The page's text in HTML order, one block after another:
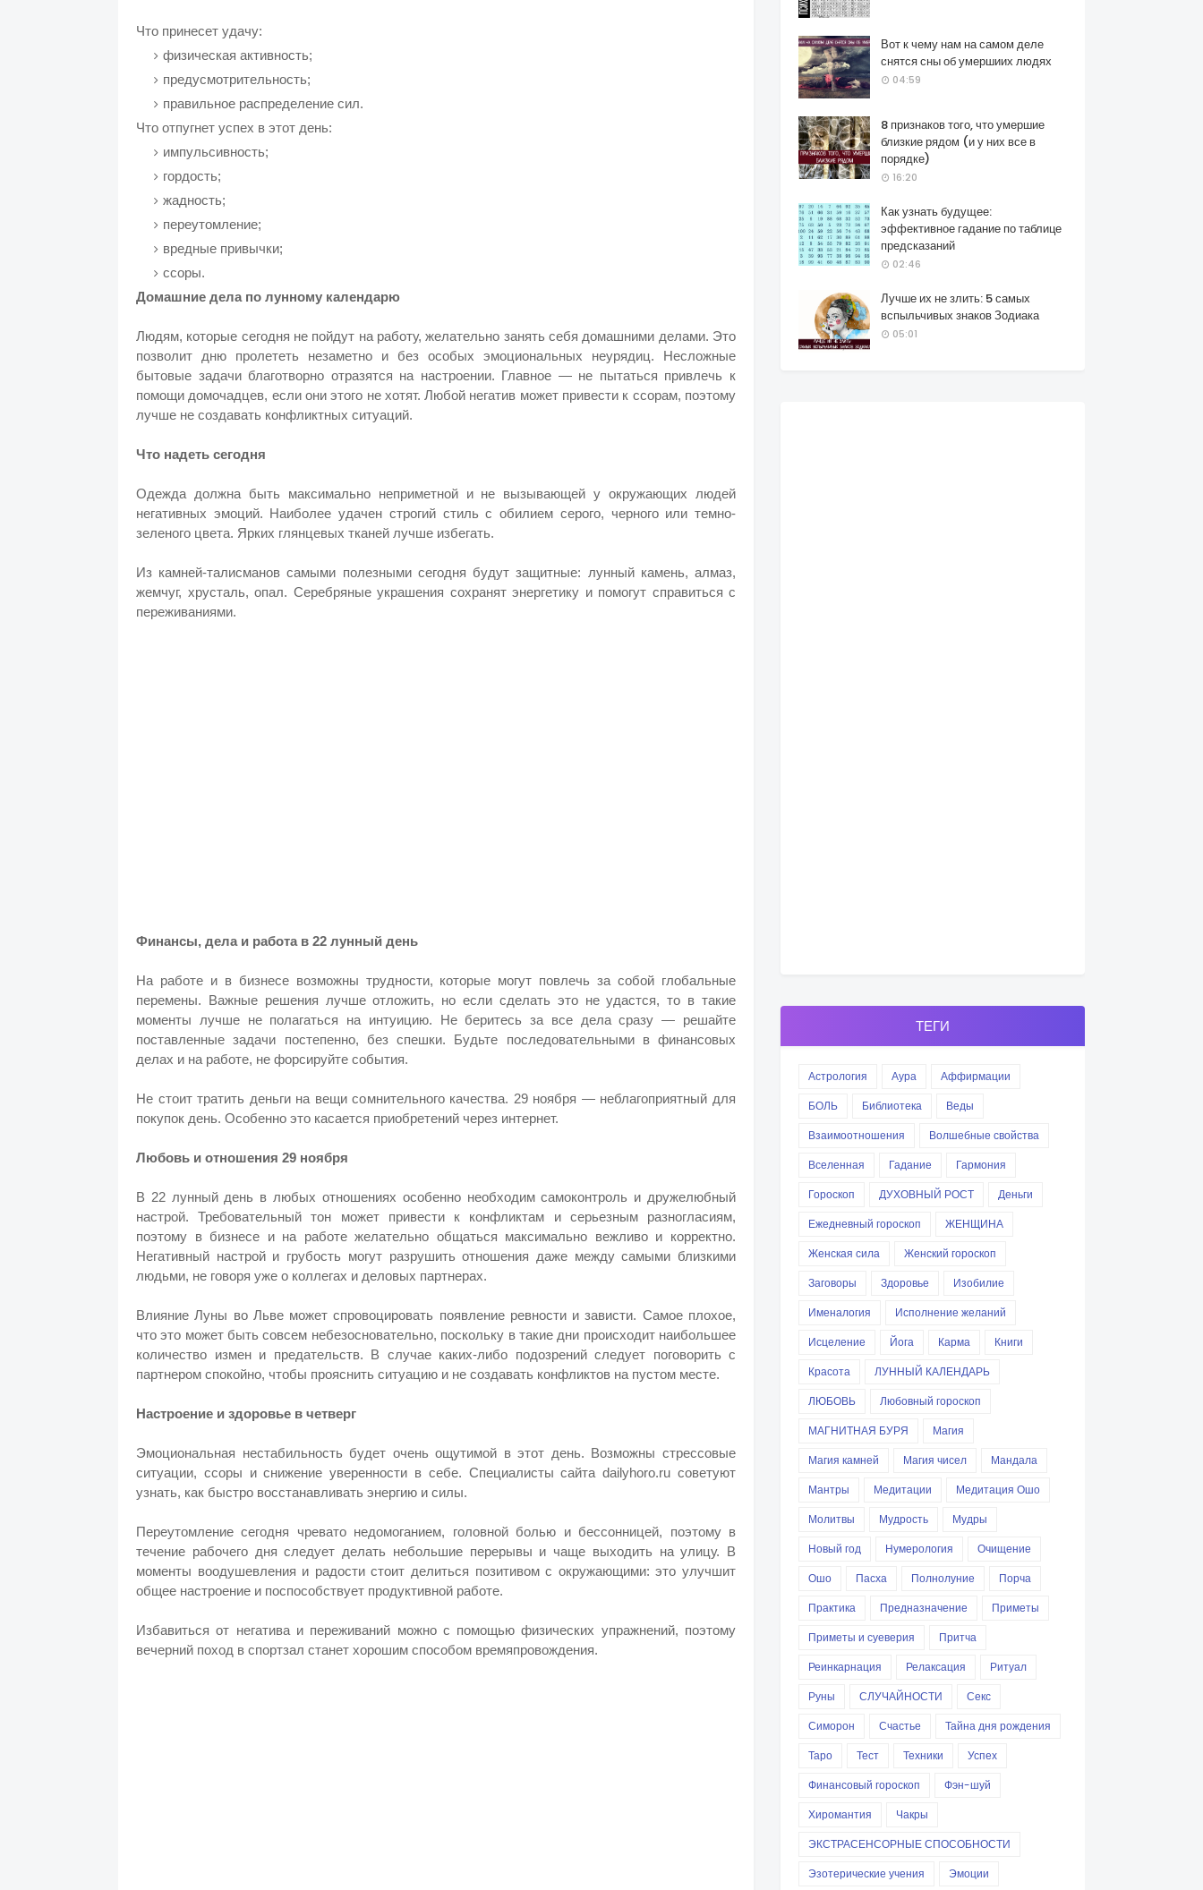
Что принесет удачу:
физическая активность;
предусмотрительность;
правильное распределение сил.
Что отпугнет успех в этот день:
импульсивность;
гордость;
жадность;
переутомление;
вредные привычки;
ссоры.
Домашние дела по лунному календарю
Людям, которые сегодня не пойдут на работу, желательно занять себя домашними делами. Это
позволит дню пролететь незаметно и без особых эмоциональных неурядиц. Несложные
бытовые задачи благотворно отразятся на настроении. Главное — не пытаться привлечь к
помощи домочадцев, если они этого не хотят. Любой негатив может привести к ссорам, поэтому
лучше не создавать конфликтных ситуаций.
Что надеть сегодня
Одежда должна быть максимально неприметной и не вызывающей у окружающих людей
негативных эмоций. Наиболее удачен строгий стиль с обилием серого, черного или темно-
зеленого цвета. Ярких глянцевых тканей лучше избегать.
Из камней-талисманов самыми полезными сегодня будут защитные: лунный камень, алмаз,
жемчуг, хрусталь, опал. Серебряные украшения сохранят энергетику и помогут справиться с
переживаниями.
Финансы, дела и работа в 22 лунный день
На работе и в бизнесе возможны трудности, которые могут повлечь за собой глобальные
перемены. Важные решения лучше отложить, но если сделать это не удастся, то в такие
моменты лучше не полагаться на интуицию. Не беритесь за все дела сразу — решайте
поставленные задачи постепенно, без спешки. Будьте последовательными в финансовых
делах и на работе, не форсируйте события.
Не стоит тратить деньги на вещи сомнительного качества. 29 ноября — неблагоприятный для
покупок день. Особенно это касается приобретений через интернет.
Любовь и отношения 29 ноября
В 22 лунный день в любых отношениях особенно необходим самоконтроль и дружелюбный
настрой. Требовательный тон может привести к конфликтам и серьезным разногласиям,
поэтому в бизнесе и на работе желательно общаться максимально вежливо и корректно.
Негативный настрой и грубость могут разрушить отношения даже между самыми близкими
людьми, не говоря уже о коллегах и деловых партнерах.
Влияние Луны во Льве может спровоцировать появление ревности и зависти. Самое плохое,
что это может быть совсем небезосновательно, поскольку в такие дни происходит наибольшее
количество измен и предательств. В случае каких-либо подозрений следует поговорить с
партнером спокойно, чтобы прояснить ситуацию и не создавать конфликтов на пустом месте.
Настроение и здоровье в четверг
Эмоциональная нестабильность будет очень ощутимой в этот день. Возможны стрессовые
ситуации, ссоры и снижение уверенности в себе. Специалисты сайта dailyhoro.ru советуют
узнать, как быстро восстанавливать энергию и силы.
Переутомление сегодня чревато недомоганием, головной болью и бессонницей, поэтому в
течение рабочего дня следует делать небольшие перерывы и чаще выходить на улицу. В
моменты воодушевления и радости стоит делиться позитивом с окружающими: это улучшит
общее настроение и поспособствует продуктивной работе.
Избавиться от негатива и переживаний можно с помощью физических упражнений, поэтому
вечерний поход в спортзал станет хорошим способом времяпровождения.
Вот к чему нам на самом деле
снятся сны об умершиих людях
04:59
8 признаков того, что умершие
близкие рядом (и у них все в
порядке)
16:20
Как узнать будущее:
эффективное гадание по таблице
предсказаний
02:46
Лучше их не злить: 5 самых
вспыльчивых знаков Зодиака
05:01
ТЕГИ
Астрология Аура
Аффирмации
БОЛЬ
Библиотека
Веды
Взаимоотношения
Волшебные свойства
Вселенная
Гадание
Гармония
Гороскоп
ДУХОВНЫЙ РОСТ
Деньги
Ежедневный гороскоп
ЖЕНЩИНА
Женская сила
Женский гороскоп
Заговоры
Здоровье
Изобилие
Именалогия
Исполнение желаний
Исцеление
Йога Карма
Книги
Красота
ЛУННЫЙ КАЛЕНДАРЬ
ЛЮБОВЬ
Любовный гороскоп
МАГНИТНАЯ БУРЯ
Магия
Магия камней
Магия чисел
Мандала
Мантры
Медитации
Медитация Ошо
Молитвы
Мудрость
Мудры
Новый год
Нумерология
Очищение
Ошо
Пасха Полнолуние
Порча
Практика
Предназначение
Приметы
Приметы и суеверия
Притча
Реинкарнация
Релаксация
Ритуал
Руны
СЛУЧАЙНОСТИ
Секс
Симорон
Счастье
Тайна дня рождения
Таро
Тест Техники
Успех
Финансовый гороскоп
Фэн-шуй
Хиромантия
Чакры
ЭКСТРАСЕНСОРНЫЕ СПОСОБНОСТИ
Эзотерические учения
Эмоции